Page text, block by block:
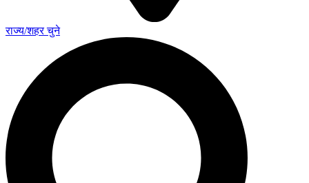
राज्य/शहर चुने